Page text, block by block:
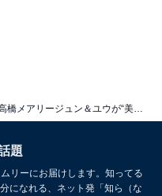
題
リーにお届けします。知ってる
になれる、ネット発「知ら（な